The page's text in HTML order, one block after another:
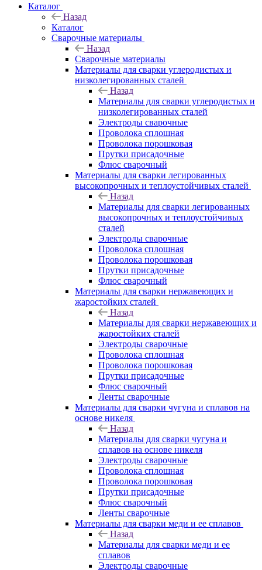
Каталог
Назад
Каталог
Сварочные материалы
Назад
Сварочные материалы
Материалы для сварки углеродистых и
низколегированных сталей
Назад
Материалы для сварки углеродистых и
низколегированных сталей
Электроды сварочные
Проволока сплошная
Проволока порошковая
Прутки присадочные
Флюс сварочный
Материалы для сварки легированных
высокопрочных и теплоустойчивых сталей
Назад
Материалы для сварки легированных
высокопрочных и теплоустойчивых
сталей
Электроды сварочные
Проволока сплошная
Проволока порошковая
Прутки присадочные
Флюс сварочный
Материалы для сварки нержавеющих и
жаростойких сталей
Назад
Материалы для сварки нержавеющих и
жаростойких сталей
Электроды сварочные
Проволока сплошная
Проволока порошковая
Прутки присадочные
Флюс сварочный
Ленты сварочные
Материалы для сварки чугуна и сплавов на
основе никеля
Назад
Материалы для сварки чугуна и
сплавов на основе никеля
Электроды сварочные
Проволока сплошная
Проволока порошковая
Прутки присадочные
Флюс сварочный
Ленты сварочные
Материалы для сварки меди и ее сплавов
Назад
Материалы для сварки меди и ее
сплавов
Электроды сварочные